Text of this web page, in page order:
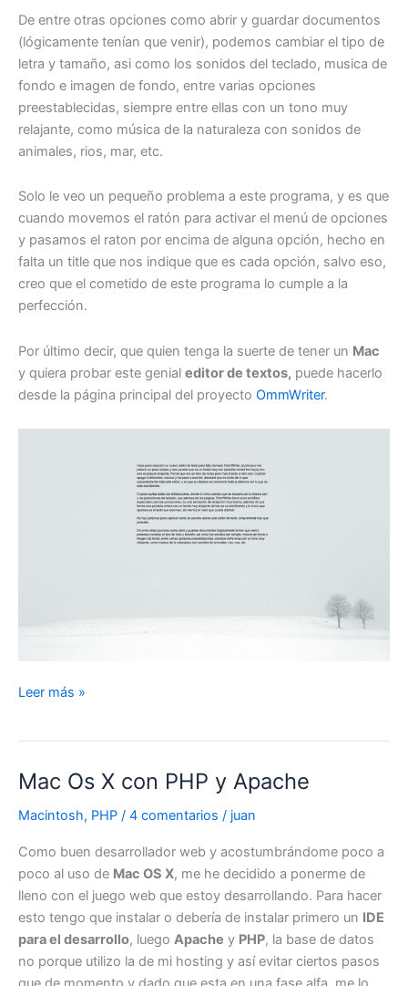
De entre otras opciones como abrir y guardar documentos
(lógicamente tenían que venir), podemos cambiar el tipo de
letra y tamaño, asi como los sonidos del teclado, musica de
fondo e imagen de fondo, entre varias opciones
preestablecidas, siempre entre ellas con un tono muy
relajante, como música de la naturaleza con sonidos de
animales, rios, mar, etc.
Solo le veo un pequeño problema a este programa, y es que
cuando movemos el ratón para activar el menú de opciones
y pasamos el raton por encima de alguna opción, hecho en
falta un title que nos indique que es cada opción, salvo eso,
creo que el cometido de este programa lo cumple a la
perfección.
Por último decir, que quien tenga la suerte de tener un Mac
y quiera probar este genial editor de textos, puede hacerlo
desde la página principal del proyecto OmmWriter.
OmmWriter,
textos
Leer más »
Mac Os X con PHP y Apache
Macintosh, PHP / 4 comentarios / juan
Como buen desarrollador web y acostumbrándome poco a
poco al uso de Mac OS X, me he decidido a ponerme de
lleno con el juego web que estoy desarrollando. Para hacer
esto tengo que instalar o debería de instalar primero un IDE
para el desarrollo, luego Apache y PHP, la base de datos
no porque utilizo la de mi hosting y así evitar ciertos pasos